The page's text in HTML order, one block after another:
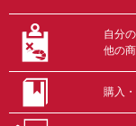
自分
他の
購入